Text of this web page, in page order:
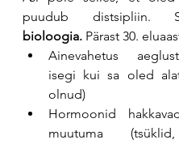
bioloogia. Pärast 30.
Ainevahetus
isegi kui sa oled
olnud)
Hormoonid
muutuma